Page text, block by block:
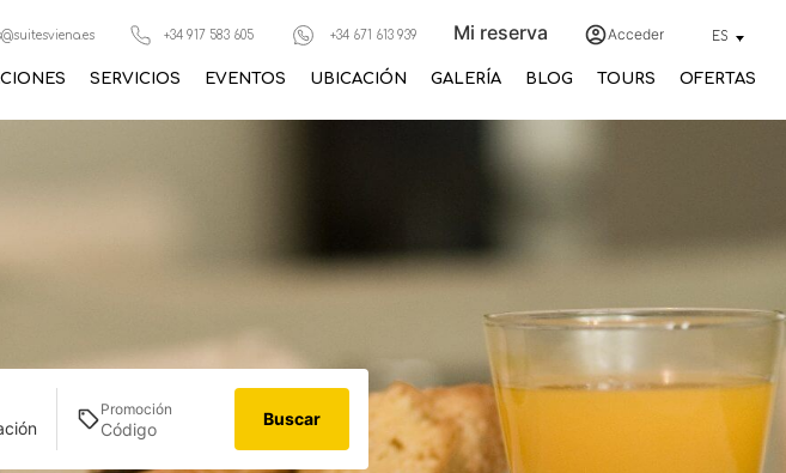
+34 917 583 605 +34 671 613 939 Mi reserva Acceder ES
SERVICIOS EVENTOS UBICACIÓN GALERÍA BLOG TOURS OFERTAS
Promoción Buscar